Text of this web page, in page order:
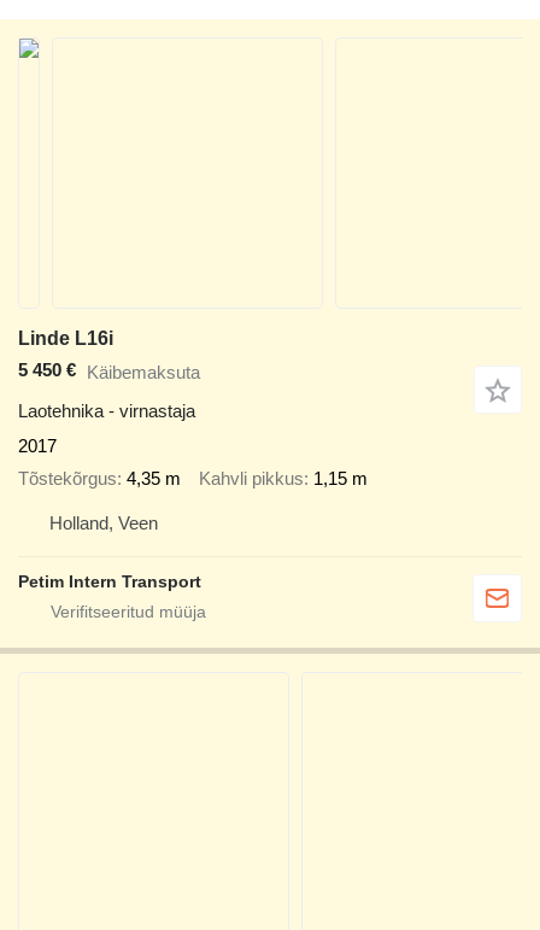
Linde L16i
5 450 € Käibemaksuta
Laotehnika - virnastaja
2017
Tõstekõrgus 4,35 m Kahvli pikkus 1,15 m
Holland, Veen
Petim Intern Transport